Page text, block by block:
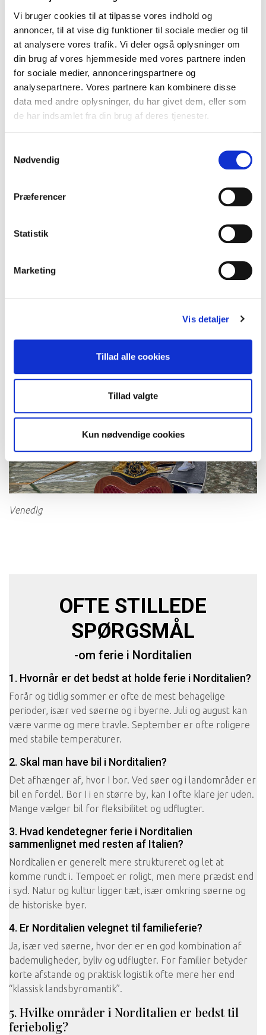
Vi bruger cookies til at tilpasse vores indhold og
annoncer, til at vise dig funktioner til sociale medier og til
at analysere vores trafik. Vi deler også oplysninger om
din brug af vores hjemmeside med vores partnere inden
for sociale medier, annonceringspartnere og
analysepartnere. Vores partnere kan kombinere disse
data med andre oplysninger, du har givet dem, eller som
de har indsamlet fra din brug af deres tjenester.
Nødvendig
Præferencer
Statistik
Marketing
Vis detaljer
Tillad alle cookies
Tillad valgte
Kun nødvendige cookies
De største attraktioner i
Norditalien
Ud over de ikoniske byer er Norditalien rig på naturskønne
og historiske vidundere.
et UNESCO-verdensarvsmål og et must-see for
enhver rejsende.
og Riva del Garda, der inviterer til sejlads og
De eventyrlige Dolomitter er ikke blot en magnet
for skiløbere, men også for vandrere, der ønsker at
Venedig er altid et besøg værd
Endelig er Arena di Verona et storslået, velbevaret
romersk amfiteater, der stadig bruges til
Venedig
OFTE STILLEDE
SPØRGSMÅL
-om ferie i Norditalien
1. Hvornår er det bedst at holde ferie i Norditalien?
Forår og tidlig sommer er ofte de mest behagelige
perioder, især ved søerne og i byerne. Juli og august kan
være varme og mere travle. September er ofte roligere
med stabile temperaturer.
2. Skal man have bil i Norditalien?
Det afhænger af, hvor I bor. Ved søer og i landområder er
bil en fordel. Bor I i en større by, kan I ofte klare jer uden.
Mange vælger bil for fleksibilitet og udflugter.
3. Hvad kendetegner ferie i Norditalien
sammenlignet med resten af Italien?
Norditalien er generelt mere struktureret og let at
komme rundt i. Tempoet er roligt, men mere præcist end
i syd. Natur og kultur ligger tæt, især omkring søerne og
de historiske byer.
4. Er Norditalien velegnet til familieferie?
Ja, især ved søerne, hvor der er en god kombination af
bademuligheder, byliv og udflugter. For familier betyder
korte afstande og praktisk logistik ofte mere her end
“klassisk landsbyromantik”.
5. Hvilke områder i Norditalien er bedst til
feriebolig?